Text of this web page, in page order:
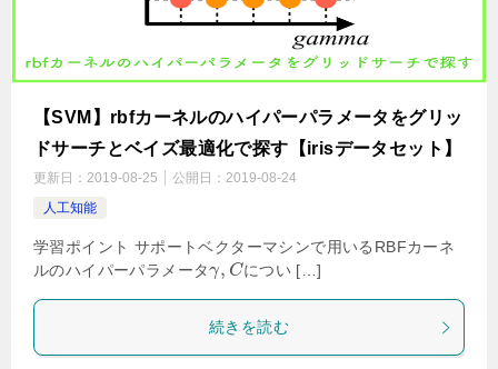
【SVM】rbfカーネルのハイパーパラメータをグリッ
ドサーチとベイズ最適化で探す【irisデータセット】
更新日： 2019-08-25 公開日： 2019-08-24
人工知能
学習ポイント サポートベクターマシンで用いるRBFカーネ
ルのハイパーパラメータγ, Cについ […]
続きを読む